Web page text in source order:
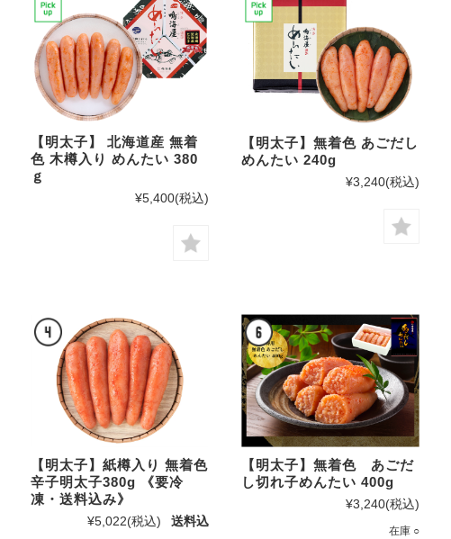
【明太子】 北海道産 無着
色 木樽入り めんたい 380
ｇ
¥5,400(税込)
【明太子】無着色 あごだし
めんたい 240g
¥3,240(税込)
【明太子】紙樽入り 無着色
辛子明太子380g 《要冷
凍・送料込み》
¥5,022(税込) 送料込
【明太子】無着色 あごだ
し切れ子めんたい 400g
¥3,240(税込)
在庫 ○